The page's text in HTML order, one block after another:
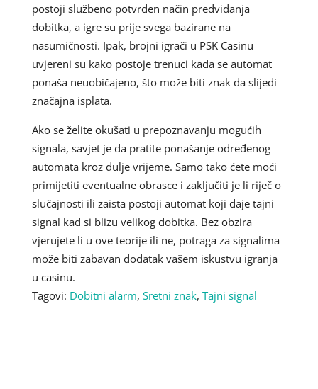
postoji službeno potvrđen način predviđanja
dobitka, a igre su prije svega bazirane na
nasumičnosti. Ipak, brojni igrači u PSK Casinu
uvjereni su kako postoje trenuci kada se automat
ponaša neuobičajeno, što može biti znak da slijedi
značajna isplata.
Ako se želite okušati u prepoznavanju mogućih
signala, savjet je da pratite ponašanje određenog
automata kroz dulje vrijeme. Samo tako ćete moći
primijetiti eventualne obrasce i zaključiti je li riječ o
slučajnosti ili zaista postoji automat koji daje tajni
signal kad si blizu velikog dobitka. Bez obzira
vjerujete li u ove teorije ili ne, potraga za signalima
može biti zabavan dodatak vašem iskustvu igranja
u casinu.
Tagovi: Dobitni alarm, Sretni znak, Tajni signal